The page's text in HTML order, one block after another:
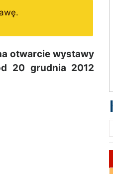
otwarcie wystawy
20 grudnia 2012